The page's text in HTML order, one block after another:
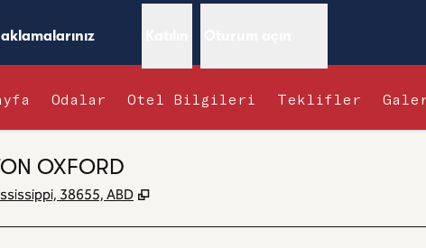
Odalar Otel Bilgileri Teklifler
OXFORD
38655, ABD ,